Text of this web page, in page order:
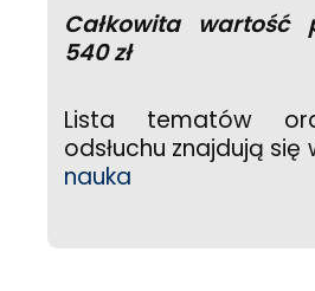
Całkowita wartość
540 zł
Lista tematów
odsłuchu znajdują się
nauka